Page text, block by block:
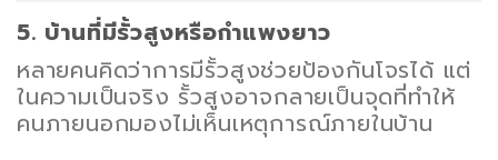
5. บ้านที่มีรั้วสูงหรือกำแพงยาว
หลายคนคิดว่าการมีรั้วสูงช่วยป้องกันโจรได้ แต่
ในความเป็นจริง รั้วสูงอาจกลายเป็นจุดที่ทำให้
คนภายนอกมองไม่เห็นเหตุการณ์ภายในบ้าน